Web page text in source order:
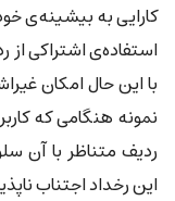
کارایی به بیشینه‌ی
استفاده‌ی اشتراکی
با این حال امکان
نمونه هنگامی که
ردیف متناظر با آن
این رخداد اجتناب